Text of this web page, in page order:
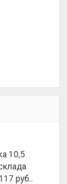
10,5
руб..